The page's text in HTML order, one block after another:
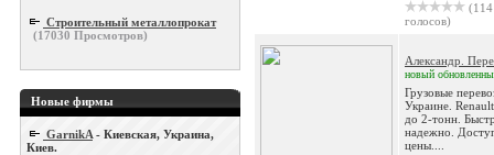
Строительный металлопрокат
(17030 Просмотров)
Новые фирмы
GarnikA - Киевская, Украина,
Киев.
(114
голосов)
Александр.
новый
Грузовые
Украине.
до 2-тонн.
надежно.
цены....